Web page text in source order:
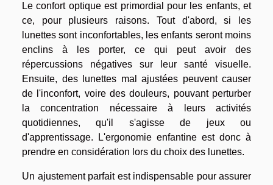
Le confort optique est primordial pour les enfants, et
ce, pour plusieurs raisons. Tout d'abord, si les
lunettes sont inconfortables, les enfants seront moins
enclins à les porter, ce qui peut avoir des
répercussions négatives sur leur santé visuelle.
Ensuite, des lunettes mal ajustées peuvent causer
de l'inconfort, voire des douleurs, pouvant perturber
la concentration nécessaire à leurs activités
quotidiennes, qu'il s'agisse de jeux ou
d'apprentissage. L'ergonomie enfantine est donc à
prendre en considération lors du choix des lunettes.
Un ajustement parfait est indispensable pour assurer